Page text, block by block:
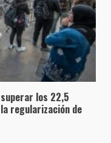
los 22,5
regularización de